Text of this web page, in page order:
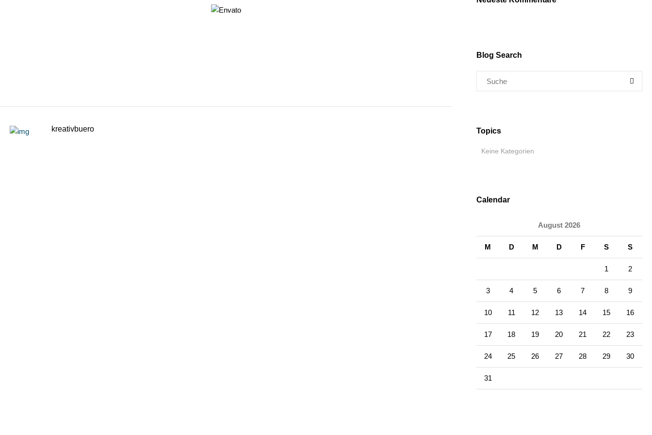
kreativbuero
Blog Search
Topics
Keine Kategorien
Calendar
August 2026
M D M D F S S
1 2
3 4 5 6 7 8 9
10 11 12 13 14 15 16
17 18 19 20 21 22 23
24 25 26 27 28 29 30
31